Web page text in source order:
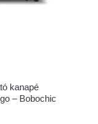
kanapé
– Bobochic